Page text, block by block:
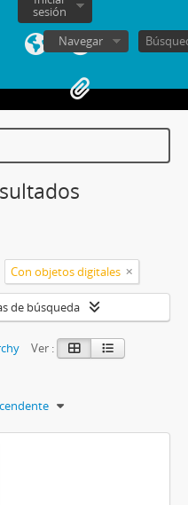
sesión
Navegar
Con objetos digitales
de búsqueda
Ver :